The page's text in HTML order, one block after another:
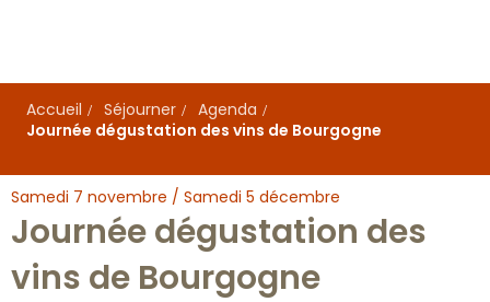
principal
Accueil
Séjourner
Agenda
Journée dégustation des vins de Bourgogne
Samedi 7 novembre / Samedi 5 décembre
Journée dégustation des
vins de Bourgogne